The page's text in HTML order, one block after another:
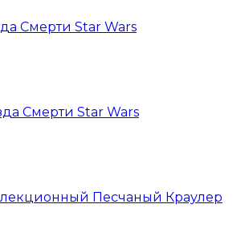
Смерти Star Wars
Смерти Star Wars
Песчаный Краулер